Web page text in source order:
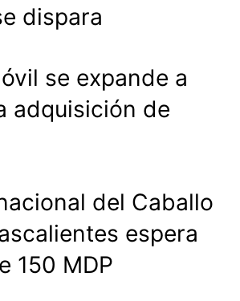
dispara
se expande a
adquisición de
del Caballo
espera
150 MDP